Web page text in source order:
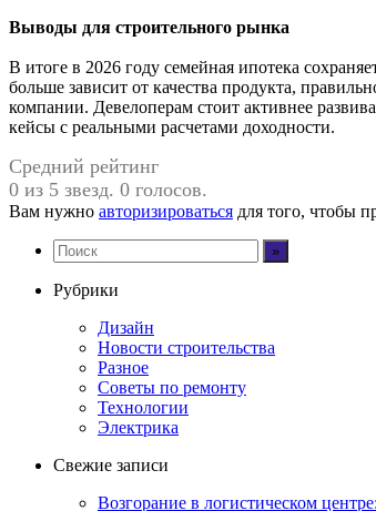
Выводы для строительного рынка
В итоге в 2026 году семейная ипотека
больше зависит от качества продукта,
компании. Девелоперам стоит активнее
кейсы с реальными расчетами доходности.
Средний рейтинг
0 из 5 звезд. 0 голосов.
Вам нужно авторизироваться для того, чтобы
Рубрики
Дизайн
Новости строительства
Разное
Советы по ремонту
Технологии
Электрика
Свежие записи
Возгорание в логистическом